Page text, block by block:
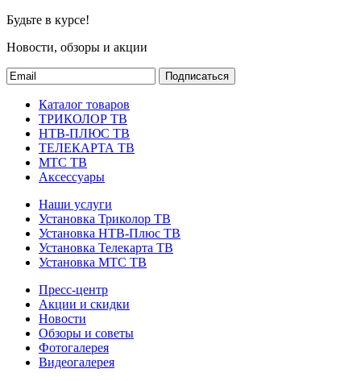
Будьте в курсе!
Новости, обзоры и акции
Подписаться
Каталог товаров
ТРИКОЛОР ТВ
НТВ-ПЛЮС ТВ
ТЕЛЕКАРТА ТВ
МТС ТВ
Аксессуары
Наши услуги
Установка Триколор ТВ
Установка НТВ-Плюс ТВ
Установка Телекарта ТВ
Установка МТС ТВ
Пресс-центр
Акции и скидки
Новости
Обзоры и советы
Фотогалерея
Видеогалерея